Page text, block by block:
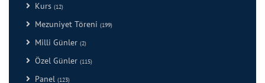
Kurs (12)
Mezuniyet Töreni (199)
Milli Günler (2)
Özel Günler (115)
Panel (123)